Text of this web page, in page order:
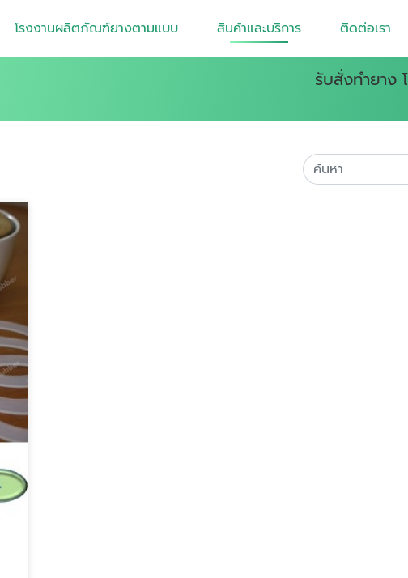
โรงงานผลิตภัณฑ์ยางตามแบบ สินค้าและบริการ ติดต่อเรา
รับสั่งทำยาง